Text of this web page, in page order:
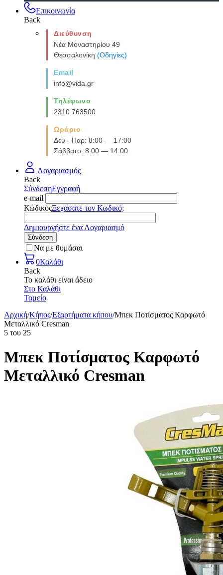
Επικοινωνία
Back
Διεύθυνση
Νέα Μοναστηρίου 49
Θεσσαλονίκη (Οδηγίες)
Email
info@vida.gr
Τηλέφωνο
2310 763500
Ωράριο
Δευ - Παρ: 8:00 — 17:00
Σάββατο: 8:00 — 14:00
Λογαριασμός
Back
ΣύνδεσηΕγγραφή
e-mail
ΚώδικόςΞεχάσατε τον Κωδικό;
Δημιουργήστε ένα Λογαριασμό
Σύνδεση
Να με θυμάσαι
0Καλάθι
Back
Το καλάθι είναι άδειο
Στο Καλάθι
Ταμείο
Αρχική/Κήπος/Εξαρτήματα κήπου/Μπεκ Ποτίσματος Καρφωτό
Μεταλλικό Cresman
5 του 25
Μπεκ Ποτίσματος Καρφωτό
Μεταλλικό Cresman